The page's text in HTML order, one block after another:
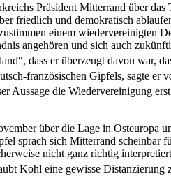
Präsident Mitterrand über
friedlich und demokratisch
einem wiedervereinigten
angehören und sich auch
dass er überzeugt davon war,
französischen Gipfels, sagte
Aussage die Wiedervereinigung
über die Lage in Osteuropa
sprach sich Mitterrand
nicht ganz richtig
Kohl eine gewisse Distanzierung